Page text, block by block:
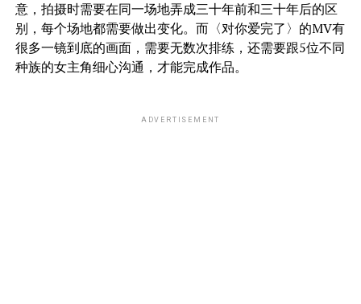
意，拍摄时需要在同一场地弄成三十年前和三十年后的区
别，每个场地都需要做出变化。而〈对你爱完了〉的MV有
很多一镜到底的画面，需要无数次排练，还需要跟5位不同
种族的女主角细心沟通，才能完成作品。
ADVERTISEMENT